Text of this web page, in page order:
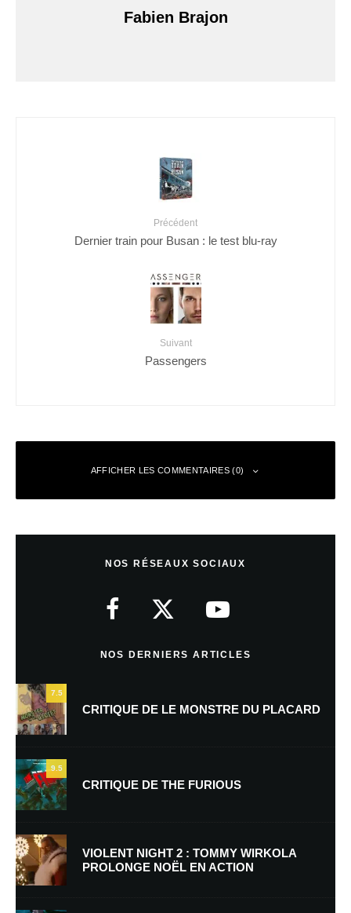
Fabien Brajon
Précédent
Dernier train pour Busan : le test blu-ray
Suivant
Passengers
AFFICHER LES COMMENTAIRES (0)
Nom*
E-mail *
NOS RÉSEAUX SOCIAUX
NOS DERNIERS ARTICLES
7.5
CRITIQUE DE LE MONSTRE DU PLACARD
9.5
CRITIQUE DE THE FURIOUS
VIOLENT NIGHT 2 : TOMMY WIRKOLA
PROLONGE NOËL EN ACTION